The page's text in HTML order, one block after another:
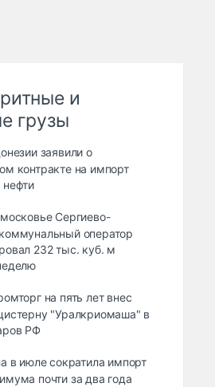
и
грузы
заявили о
контракте на импорт
нефти
Сергиево-
оператор
232 тыс. куб. м
на пять лет внес
"Уралкриомаша" в
РФ
в июле сократила импорт
почти за два года